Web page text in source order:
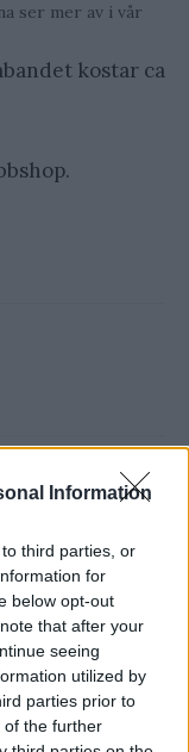
Information
third parties, or
for
below opt-out
that after your
seeing
utilized by
parties prior to
of the further
ser mer av i vår
kostar ca
Nästa artikel
av säsong 1